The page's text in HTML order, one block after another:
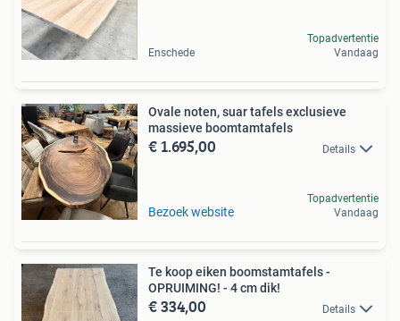
Enschede
Topadvertentie
Vandaag
Ovale noten, suar tafels exclusieve
massieve boomtamtafels
€ 1.695,00 Details
Bezoek website
Topadvertentie
Vandaag
Te koop eiken boomstamtafels -
OPRUIMING! - 4 cm dik!
€ 334,00 Details